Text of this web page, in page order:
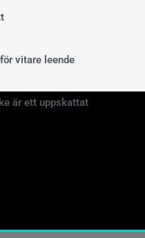
vitare leende
är ett uppskattat